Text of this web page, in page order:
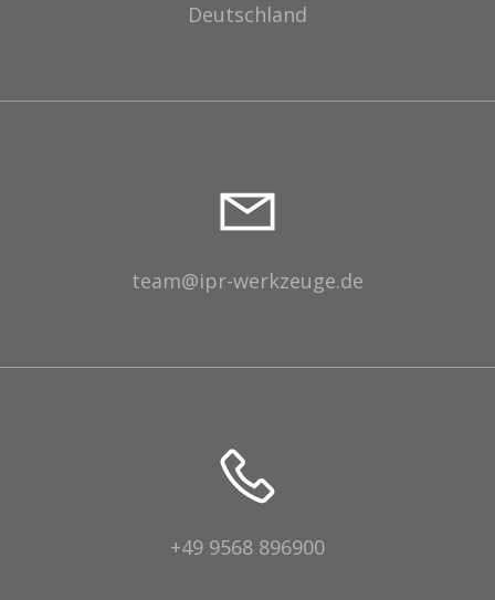
Deutschland
team@ipr-werkzeuge.de
+49 9568 896900